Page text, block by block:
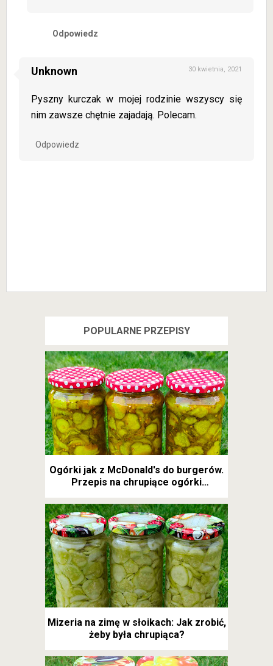
Odpowiedz
Unknown 30 kwietnia, 2021
Pyszny kurczak w mojej rodzinie wszyscy się
nim zawsze chętnie zajadają. Polecam.
Odpowiedz
POPULARNE PRZEPISY
Ogórki jak z McDonald's do burgerów.
Przepis na chrupiące ogórki
Mizeria na zimę w słoikach: Jak zrobić,
żeby była chrupiąca?